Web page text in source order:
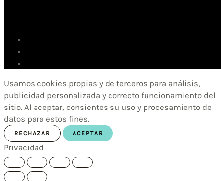
Usamos cookies propias y de terceros para análisis,
publicidad personalizada y correcto funcionamiento del
sitio. Al aceptar, consientes su uso y procesamiento de
datos para estos fines.
RECHAZAR ACEPTAR
Privacidad